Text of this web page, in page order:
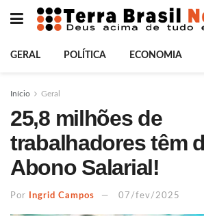
GERAL POLÍTICA ECONOMIA
Início Geral
25,8 milhões de
trabalhadores têm
Abono Salarial!
Por Ingrid Campos 07/fev/2025